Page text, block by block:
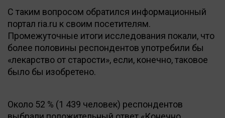
С таким вопросом обратился информационный
портал ria.ru к своим посетителям.
Промежуточные итоги исследования покали, что
более половины респондентов употребили бы
«лекарство от старости», если, конечно, таковое
было бы изобретено.
Около 52 % (1 439 человек) респондентов